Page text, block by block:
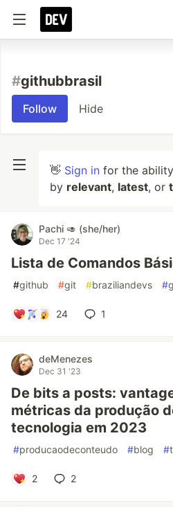
#githubbrasil
Follow Hide
👋 Sign in for the
by relevant, latest, or
Pachi 🥑 (she/her)
Dec 17 '24
Lista de Comandos
#github #git #braziliandevs #
24 1
deMenezes
Dec 31 '23
De bits a posts:
métricas da produção
tecnologia em 2023
#producaodeconteudo #blog #
2 2